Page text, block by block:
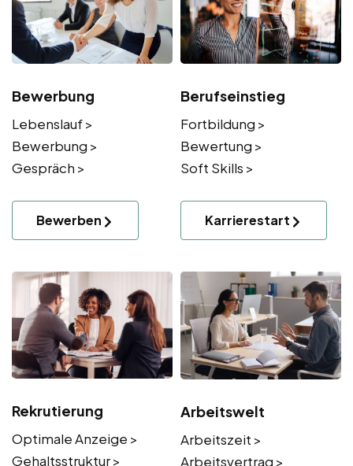
Bewerbung
Lebenslauf >
Bewerbung >
Gespräch >
Bewerben
Berufseinstieg
Fortbildung >
Bewertung >
Soft Skills >
Karrierestart
Rekrutierung
Optimale Anzeige >
Gehaltsstruktur >
Arbeitswelt
Arbeitszeit >
Arbeitsvertrag >